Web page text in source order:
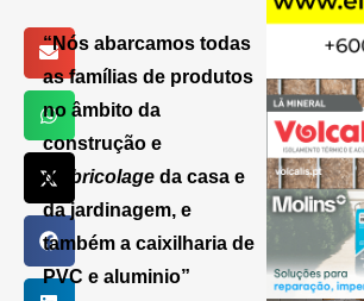
“Nós abarcamos todas
as famílias de produtos
no âmbito da
construção e
da
bricolage da casa e
da jardinagem, e
também a caixilharia de
PVC e aluminio”